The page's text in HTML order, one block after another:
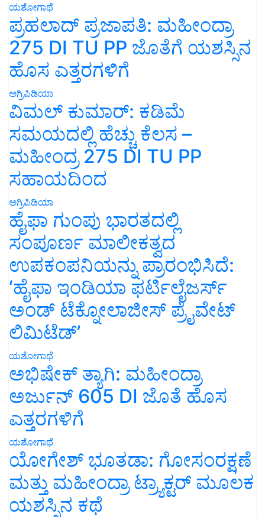
ಯಶೋಗಾಥೆ
ಪ್ರಹಲಾದ್ ಪ್ರಜಾಪತಿ: ಮಹೀಂದ್ರಾ
275 DI TU PP ಜೊತೆಗೆ ಯಶಸ್ಸಿನ
ಹೊಸ ಎತ್ತರಗಳಿಗೆ
ಅಗ್ರಿಪಿಡಿಯಾ
ವಿಮಲ್ ಕುಮಾರ್: ಕಡಿಮೆ
ಸಮಯದಲ್ಲಿ ಹೆಚ್ಚು ಕೆಲಸ –
ಮಹೀಂದ್ರ 275 DI TU PP
ಸಹಾಯದಿಂದ
ಅಗ್ರಿಪಿಡಿಯಾ
ಹೈಫಾ ಗುಂಪು ಭಾರತದಲ್ಲಿ
ಸಂಪೂರ್ಣ ಮಾಲೀಕತ್ವದ
ಉಪಕಂಪನಿಯನ್ನು ಪ್ರಾರಂಭಿಸಿದೆ:
‘ಹೈಫಾ ಇಂಡಿಯಾ ಫರ್ಟಿಲೈಜರ್ಸ್
ಅಂಡ್ ಟೆಕ್ನೋಲಾಜೀಸ್ ಪ್ರೈವೇಟ್
ಲಿಮಿಟೆಡ್’
ಯಶೋಗಾಥೆ
ಅಭಿಷೇಕ್ ತ್ಯಾಗಿ: ಮಹೀಂದ್ರಾ
ಅರ್ಜುನ್ 605 DI ಜೊತೆ ಹೊಸ
ಎತ್ತರಗಳಿಗೆ
ಯಶೋಗಾಥೆ
ಯೋಗೇಶ್ ಭೂತಡಾ: ಗೋಸಂರಕ್ಷಣೆ
ಮತ್ತು ಮಹೀಂದ್ರಾ ಟ್ರ್ಯಾಕ್ಟರ್ ಮೂಲಕ
ಯಶಸ್ಸಿನ ಕಥೆ